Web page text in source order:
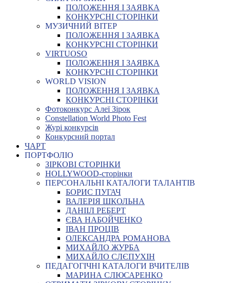
ПОЛОЖЕННЯ І ЗАЯВКА
КОНКУРСНІ СТОРІНКИ
МУЗИЧНИЙ ВІТЕР
ПОЛОЖЕННЯ І ЗАЯВКА
КОНКУРСНІ СТОРІНКИ
VIRTUOSO
ПОЛОЖЕННЯ І ЗАЯВКА
КОНКУРСНІ СТОРІНКИ
WORLD VISION
ПОЛОЖЕННЯ І ЗАЯВКА
КОНКУРСНІ СТОРІНКИ
Фотоконкурс Алеї Зірок
Constellation World Photo Fest
Журі конкурсів
Конкурсний портал
ЧАРТ
ПОРТФОЛІО
ЗІРКОВІ СТОРІНКИ
HOLLYWOOD-сторінки
ПЕРСОНАЛЬНІ КАТАЛОГИ ТАЛАНТІВ
БОРИС ПУГАЧ
ВАЛЕРІЯ ШКОЛЬНА
ДАНІІЛ РЕБЕРТ
ЄВА НАБОЙЧЕНКО
ІВАН ПРОЦІВ
ОЛЕКСАНДРА РОМАНОВА
МИХАЙЛО ЖУРБА
МИХАЙЛО СЛЄПУХІН
ПЕДАГОГІЧНІ КАТАЛОГИ ВЧИТЕЛІВ
МАРИНА СЛЮСАРЕНКО